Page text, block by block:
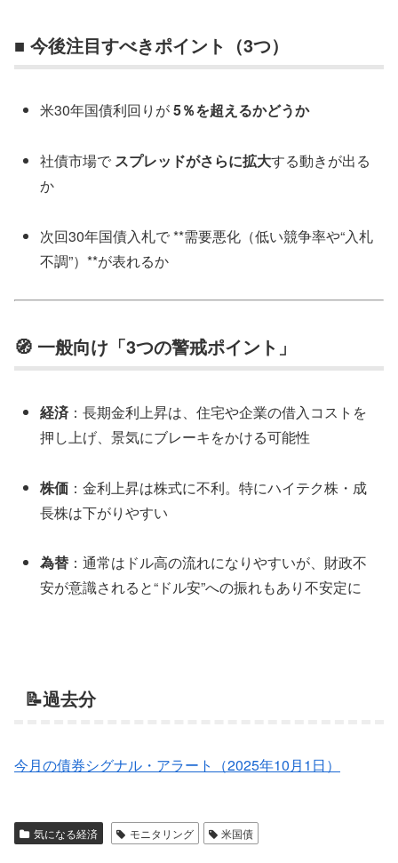
■ 今後注目すべきポイント（3つ）
米30年国債利回りが5％を超えるかどうか
社債市場で スプレッドがさらに拡大する動きが出る
か
次回30年国債入札で **需要悪化（低い競争率や“入札
不調”）**が表れるか
🧭 一般向け「3つの警戒ポイント」
経済 ：長期金利上昇は、住宅や企業の借入コストを
押し上げ、景気にブレーキをかける可能性
株価 ：金利上昇は株式に不利。特にハイテク株・成
長株は下がりやすい
為替 ：通常はドル高の流れになりやすいが、財政不
安が意識されると“ドル安”への振れもあり不安定に
📝過去分
今月の債券シグナル・アラート（2025年10月1日）
気になる経済 モニタリング 米国債